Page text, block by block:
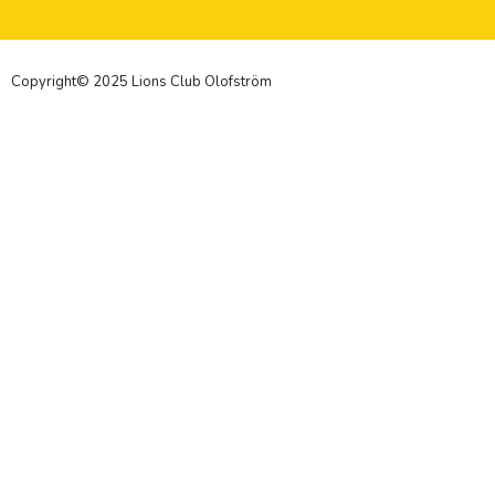
Copyright© 2025 Lions Club Olofström